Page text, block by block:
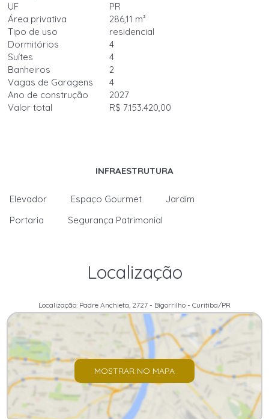
UF
PR
Área privativa
286,11 m²
Tipo de uso
residencial
Dormitórios
4
Suítes
4
Banheiros
2
Vagas de Garagens
4
Ano de construção
2027
Valor total
R$ 7.153.420,00
INFRAESTRUTURA
Elevador Espaço Gourmet
Jardim
Portaria
Segurança Patrimonial
Localização
Localização: Padre Anchieta, 2727 - Bigorrilho - Curitiba/PR
MOSTRAR NO MAPA